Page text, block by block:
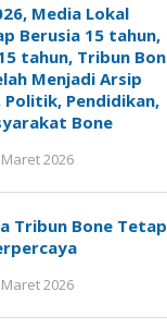
Media Lokal
Berusia 15 tahun,
tahun, Tribun
Menjadi Arsip
Politik, Pendidikan,
Bone
2026
Tribun Bone Tetap
2026